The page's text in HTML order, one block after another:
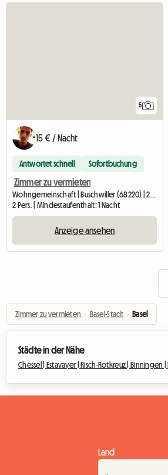
5
15 € / Nacht
Antwortet schnell Sofortbuchung
Zimmer zu vermieten
Wohngemeinschaft | Buschwiller (68220) | 25 M2
2 Pers. | Mindestaufenthalt: 1 Nacht
Anzeige ansehen
Zimmer zu vermieten › Basel-Stadt › Basel
Städte in der Nähe
Chessel | Estavayer | Risch-Rotkreuz | Binningen |
Land